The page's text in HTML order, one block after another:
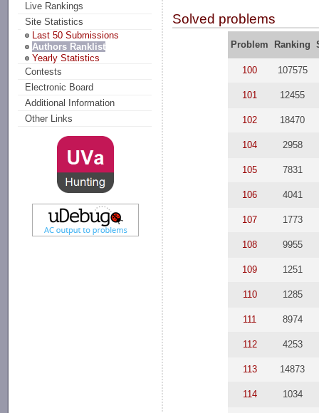
Live Rankings
Site Statistics
Last 50 Submissions
Authors Ranklist
Yearly Statistics
Contests
Electronic Board
Additional Information
Other Links
Solved problems
Problem Ranking
100 107575
101 12455
102 18470
104 2958
105 7831
106 4041
107 1773
108 9955
109 1251
110 1285
111 8974
112 4253
113 14873
114 1034